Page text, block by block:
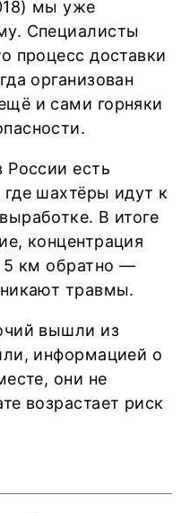
мы уже
Специалисты
процесс доставки
организован
и сами горняки
России есть
шахтёры идут к
В итоге
концентрация
5 км обратно —
травмы.
вышли из
информацией о
они не
возрастает риск